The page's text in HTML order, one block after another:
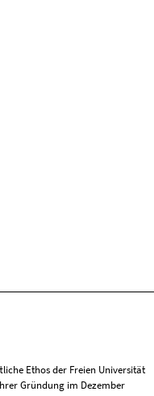
Ethos der Freien Universität
Gründung im Dezember